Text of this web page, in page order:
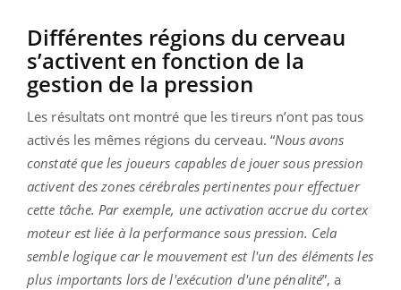
Différentes régions du cerveau
s’activent en fonction de la
gestion de la pression
Les résultats ont montré que les tireurs n’ont pas tous
activés les mêmes régions du cerveau. “Nous avons
constaté que les joueurs capables de jouer sous pression
activent des zones cérébrales pertinentes pour effectuer
cette tâche. Par exemple, une activation accrue du cortex
moteur est liée à la performance sous pression. Cela
semble logique car le mouvement est l'un des éléments les
plus importants lors de l'exécution d'une pénalité”, a